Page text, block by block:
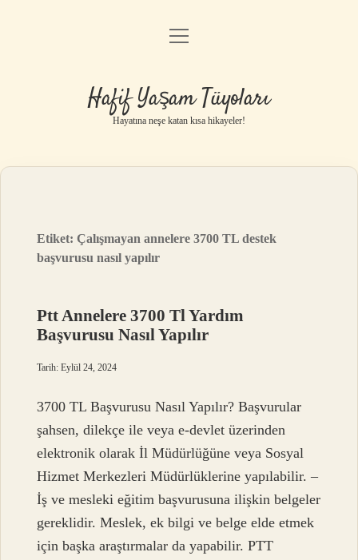
Anasayfa
Yasal Uyarı
menüyü
Hafif Yaşam Tüyoları
Hayatına neşe katan kısa hikayeler!
Etiket:Çalışmayan annelere 3700 TL destek
başvurusu nasıl yapılır
Ptt Annelere 3700 Tl Yardım
Başvurusu Nasıl Yapılır
Tarih: Eylül 24, 2024
3700 TL Başvurusu Nasıl Yapılır? Başvurular
şahsen, dilekçe ile veya e-devlet üzerinden
elektronik olarak İl Müdürlüğüne veya Sosyal
Hizmet Merkezleri Müdürlüklerine yapılabilir. –
İş ve mesleki eğitim başvurusuna ilişkin belgeler
gereklidir. Meslek, ek bilgi ve belge elde etmek
için başka araştırmalar da yapabilir. PTT